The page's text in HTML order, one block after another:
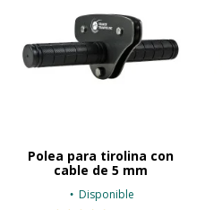
Polea para tirolina con
cable de 5 mm
Disponible